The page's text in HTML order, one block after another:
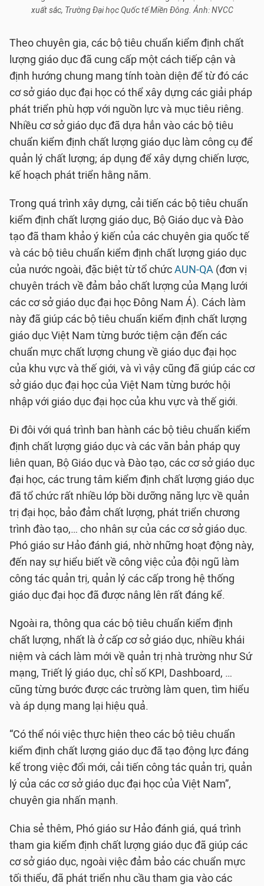
xuất sắc, Trường Đại học Quốc tế Miền Đông. Ảnh: NVCC
Theo chuyên gia, các bộ tiêu chuẩn kiểm định chất
lượng giáo dục đã cung cấp một cách tiếp cận và
định hướng chung mang tính toàn diện để từ đó các
cơ sở giáo dục đại học có thể xây dựng các giải pháp
phát triển phù hợp với nguồn lực và mục tiêu riêng.
Nhiều cơ sở giáo dục đã dựa hẳn vào các bộ tiêu
chuẩn kiểm định chất lượng giáo dục làm công cụ để
quản lý chất lượng; áp dụng để xây dựng chiến lược,
kế hoạch phát triển hằng năm.
Trong quá trình xây dựng, cải tiến các bộ tiêu chuẩn
kiểm định chất lượng giáo dục, Bộ Giáo dục và Đào
tạo đã tham khảo ý kiến của các chuyên gia quốc tế
và các bộ tiêu chuẩn kiểm định chất lượng giáo dục
của nước ngoài, đặc biệt từ tổ chứcAUN-QA (đơn vị
chuyên trách về đảm bảo chất lượng của Mạng lưới
các cơ sở giáo dục đại học Đông Nam Á). Cách làm
này đã giúp các bộ tiêu chuẩn kiểm định chất lượng
giáo dục Việt Nam từng bước tiệm cận đến các
chuẩn mực chất lượng chung về giáo dục đại học
của khu vực và thế giới, và vì vậy cũng đã giúp các cơ
sở giáo dục đại học của Việt Nam từng bước hội
nhập với giáo dục đại học của khu vực và thế giới.
Đi đôi với quá trình ban hành các bộ tiêu chuẩn kiểm
định chất lượng giáo dục và các văn bản pháp quy
liên quan, Bộ Giáo dục và Đào tạo, các cơ sở giáo dục
đại học, các trung tâm kiểm định chất lượng giáo dục
đã tổ chức rất nhiều lớp bồi dưỡng năng lực về quản
trị đại học, bảo đảm chất lượng, phát triển chương
trình đào tạo,… cho nhân sự của các cơ sở giáo dục.
Phó giáo sư Hảo đánh giá, nhờ những hoạt động này,
đến nay sự hiểu biết về công việc của đội ngũ làm
công tác quản trị, quản lý các cấp trong hệ thống
giáo dục đại học đã được nâng lên rất đáng kể.
Ngoài ra, thông qua các bộ tiêu chuẩn kiểm định
chất lượng, nhất là ở cấp cơ sở giáo dục, nhiều khái
niệm và cách làm mới về quản trị nhà trường như Sứ
mạng, Triết lý giáo dục, chỉ số KPI, Dashboard, …
cũng từng bước được các trường làm quen, tìm hiểu
và áp dụng mang lại hiệu quả.
“Có thể nói việc thực hiện theo các bộ tiêu chuẩn
kiểm định chất lượng giáo dục đã tạo động lực đáng
kể trong việc đổi mới, cải tiến công tác quản trị, quản
lý của các cơ sở giáo dục đại học của Việt Nam”,
chuyên gia nhấn mạnh.
Chia sẻ thêm, Phó giáo sư Hảo đánh giá, quá trình
tham gia kiểm định chất lượng giáo dục đã giúp các
cơ sở giáo dục, ngoài việc đảm bảo các chuẩn mực
tối thiểu, đã phát triển nhu cầu tham gia vào các